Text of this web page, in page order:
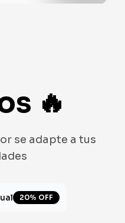
🔥
se adapte a tus
20% OFF